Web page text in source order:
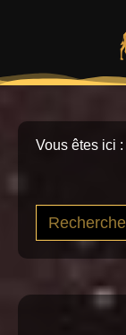
Vous êtes ici :